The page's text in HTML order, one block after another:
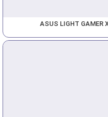
ASUS LIGHT GAMER